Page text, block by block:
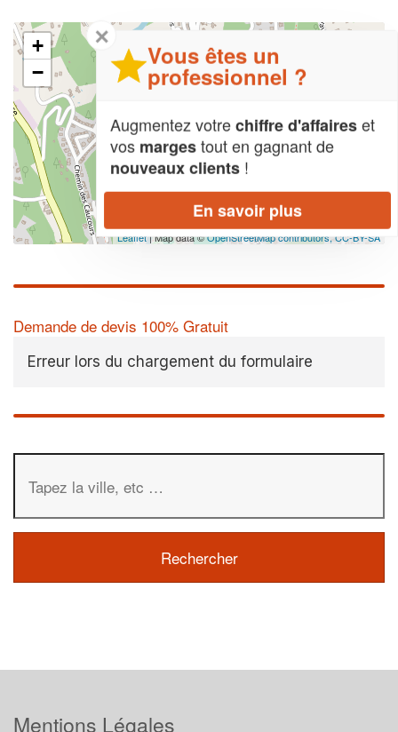
+
−
Leaflet| Map data ©OpenStreetMap contributors,CC-BY-SA
Demande de devis 100% Gratuit
Erreur lors du chargement du formulaire
✕
Vous êtes un
professionnel ?
Augmentez votrechiffre d'affaireset
vos margestout en gagnant de
nouveaux clients !
En savoir plus
Mentions Légales